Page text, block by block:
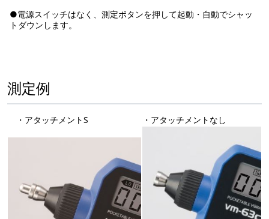
●電源スイッチはなく、測定ボタンを押して起動・自動でシャッ
トダウンします。
測定例
・アタッチメントS ・アタッチメントなし